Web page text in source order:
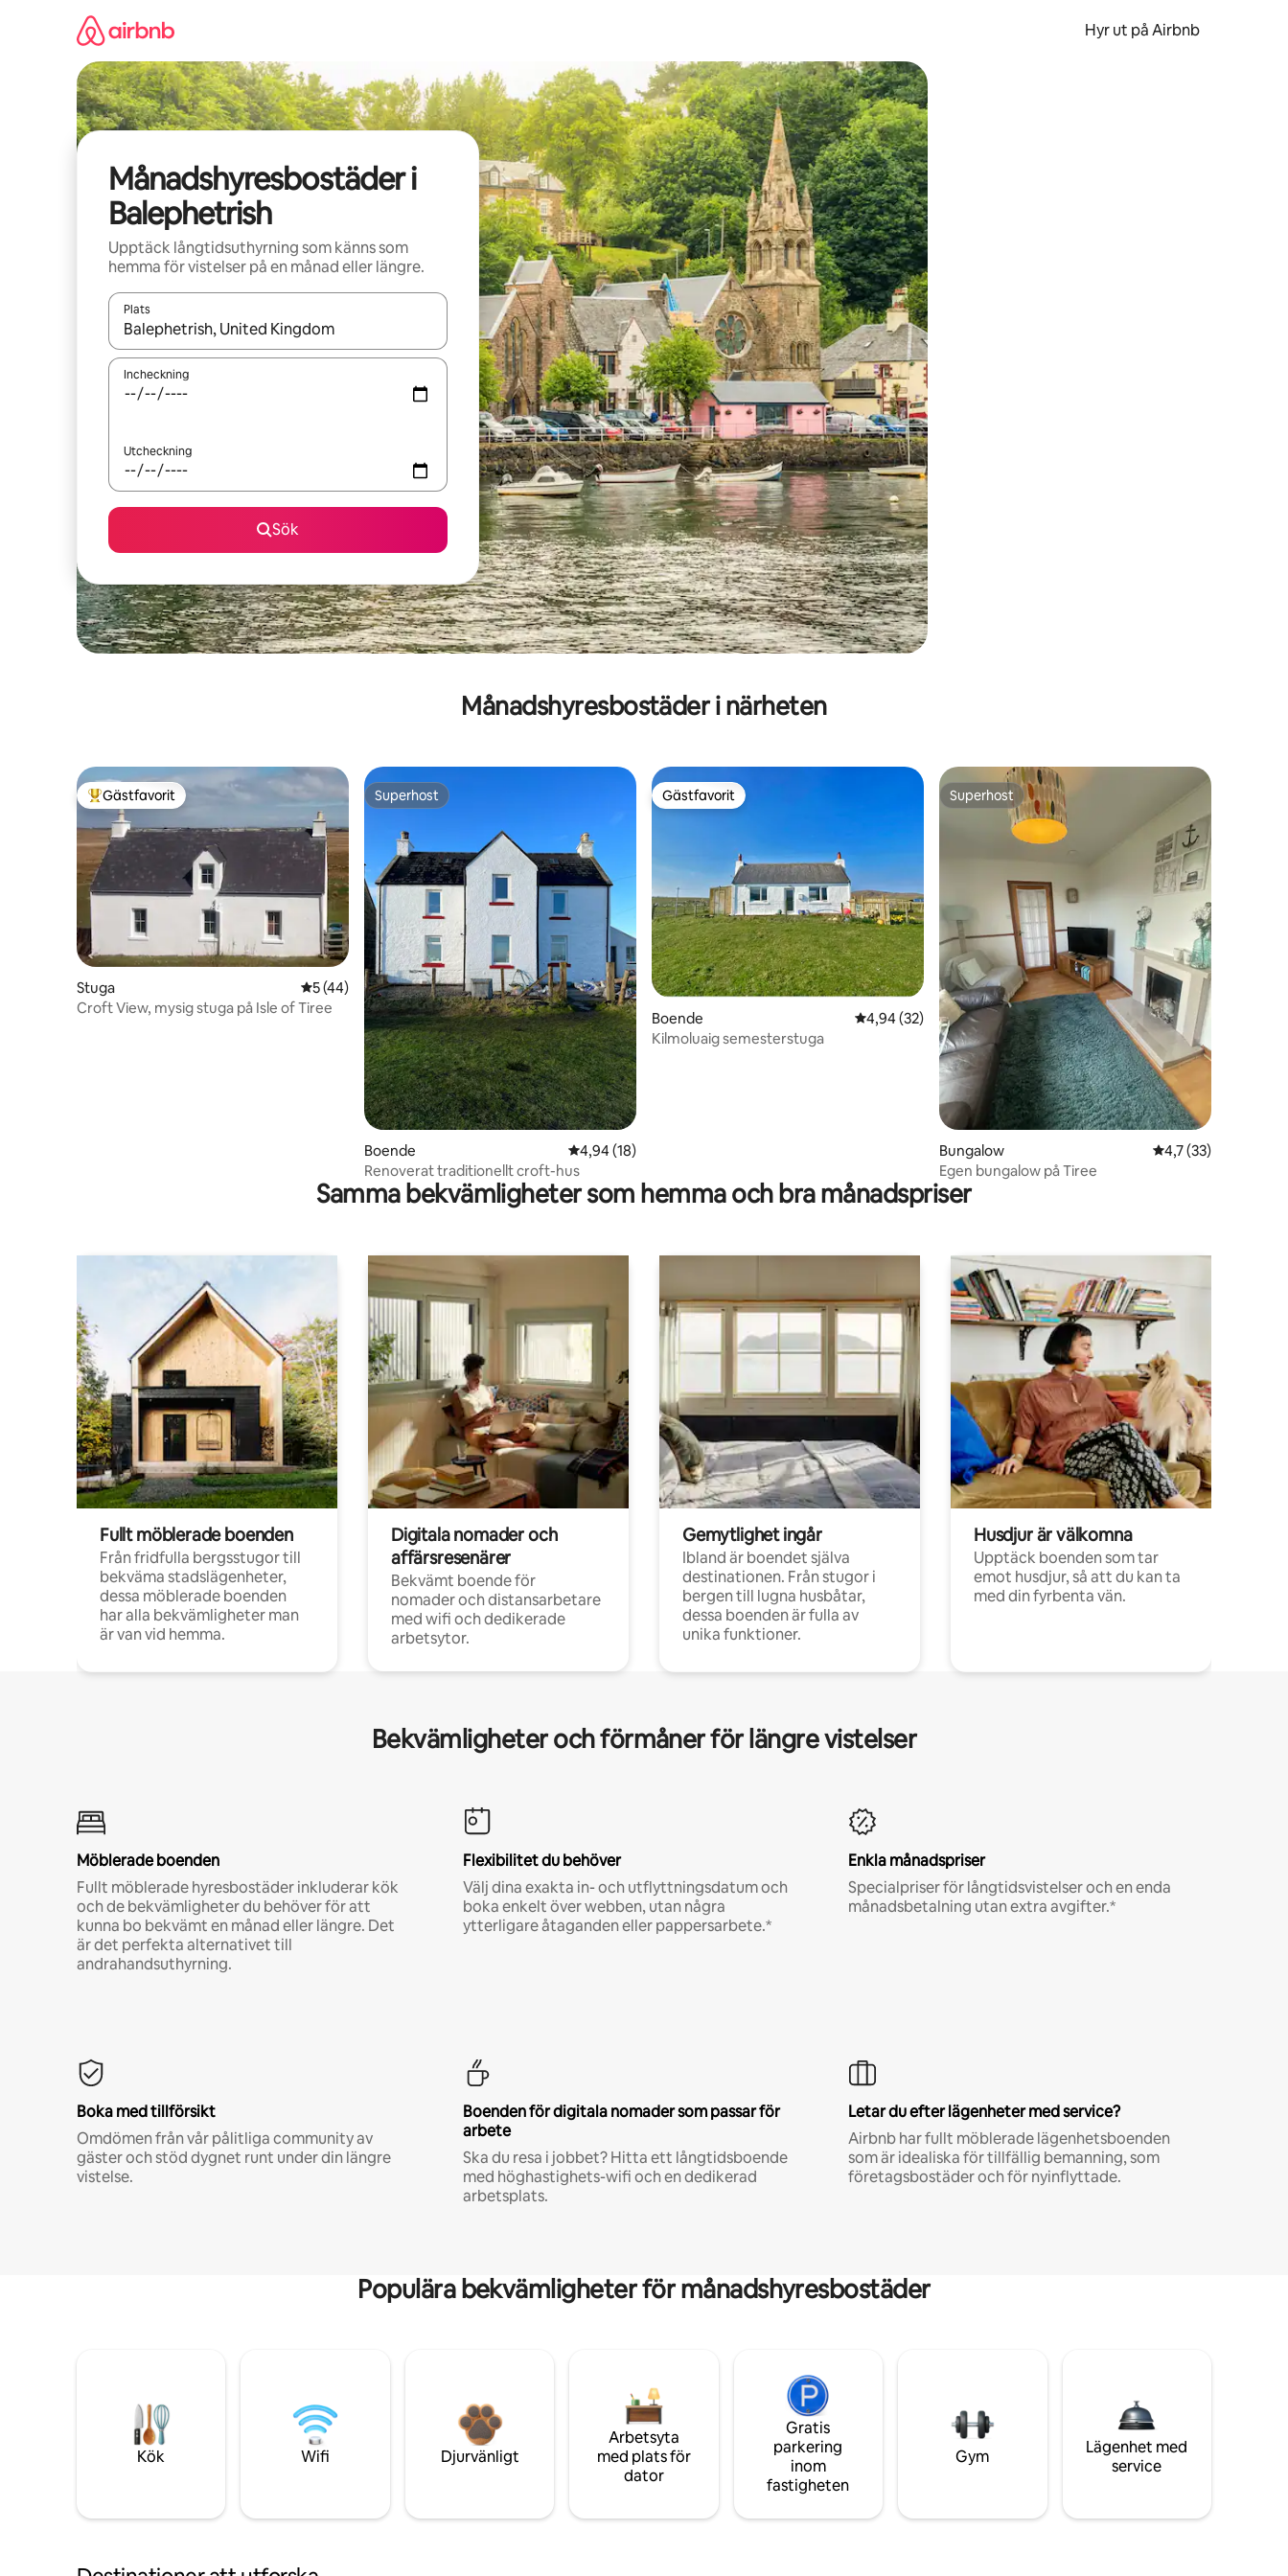
Hyr ut på Airbnb
Månadshyresbostäder i
Balephetrish
Upptäck långtidsuthyrning som känns som
hemma för vistelser på en månad eller längre.
Plats
När resultaten är tillgängliga kan du navigera med upp- och nedåtpilarna eller utforska genom att trycka eller svepa.
Incheckning
Utcheckning
Sök
Månadshyresbostäder i närheten
Populär gästfavorit
Gästfavorit
Stuga 5 av 5 i genomsnittligt betyg, 44 omdömen
5 (44)
Croft View, mysig stuga på Isle of Tiree
Superhost
Superhost
Boende 4,94 av 5 i genomsnittligt betyg, 18 omdömen
4,94 (18)
Renoverat traditionellt croft-hus
Gästfavorit
Gästfavorit
Boende 4,94 av 5 i genomsnittligt betyg, 32 omdömen
4,94 (32)
Kilmoluaig semesterstuga
Superhost
Superhost
Bungalow 4,7 av 5 i
4,7 (33)
Egen bungalow på Tiree
Samma bekvämligheter som hemma och bra månadspriser
Fullt möblerade boenden
Från fridfulla bergsstugor till
bekväma stadslägenheter,
dessa möblerade boenden
har alla bekvämligheter man
är van vid hemma.
Digitala nomader och
affärsresenärer
Bekvämt boende för
nomader och distansarbetare
med wifi och dedikerade
arbetsytor.
Gemytlighet ingår
Ibland är boendet själva
destinationen. Från stugor i
bergen till lugna husbåtar,
dessa boenden är fulla av
unika funktioner.
Husdjur är välkomna
Upptäck boenden som tar
emot husdjur, så att du kan ta
med din fyrbenta vän.
Bekvämligheter och förmåner för längre vistelser
Möblerade boenden
Fullt möblerade hyresbostäder inkluderar kök
och de bekvämligheter du behöver för att
kunna bo bekvämt en månad eller längre. Det
är det perfekta alternativet till
andrahandsuthyrning.
Flexibilitet du behöver
Välj dina exakta in- och utflyttningsdatum och
boka enkelt över webben, utan några
ytterligare åtaganden eller pappersarbete.*
Enkla månadspriser
Specialpriser för långtidsvistelser och en enda
månadsbetalning utan extra avgifter.*
Boka med tillförsikt
Omdömen från vår pålitliga community av
gäster och stöd dygnet runt under din längre
vistelse.
Boenden för digitala nomader som passar för
arbete
Ska du resa i jobbet? Hitta ett långtidsboende
med höghastighets-wifi och en dedikerad
arbetsplats.
Letar du efter lägenheter med service?
Airbnb har fullt möblerade lägenhetsboenden
som är idealiska för tillfällig bemanning, som
företagsbostäder och för nyinflyttade.
Populära bekvämligheter för månadshyresbostäder
Kök Wifi Djurvänligt
Arbetsyta
med plats för
dator
Gratis
parkering
inom
fastigheten
Gym
Lägenhet med
service